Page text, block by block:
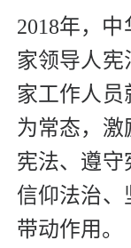
2018年，
家领导人宪
家工作人员
为常态，激
宪法、遵守
信仰法治、
带动作用。